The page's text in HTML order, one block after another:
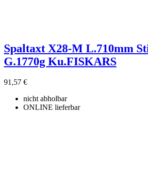
Spaltaxt X28-M L.710mm
G.1770g Ku.FISKARS
91,57 €
nicht abholbar
ONLINE lieferbar